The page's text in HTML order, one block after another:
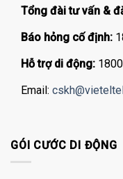
Tổng đài tư vấn &
Báo hỏng cố định:
Hỗ trợ di động:
Email:
GÓI CƯỚC DI ĐỘNG